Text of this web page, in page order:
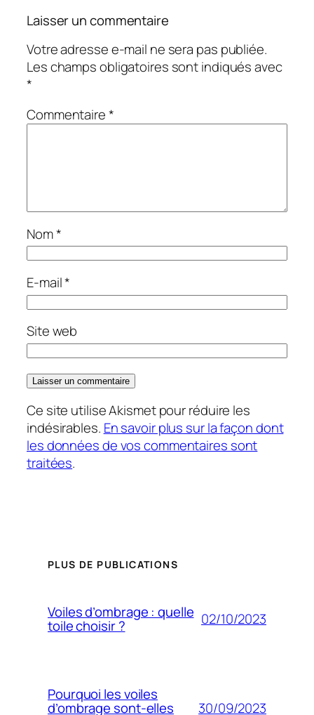
Laisser un commentaire
Votre adresse e-mail ne sera pas publiée.
Les champs obligatoires sont indiqués avec
*
Commentaire*
Nom*
E-mail*
Site web
Ce site utilise Akismet pour réduire les
indésirables. En savoir plus sur la façon dont
les données de vos commentaires sont
traitées.
PLUS DE PUBLICATIONS
Voiles d’ombrage : quelle
toile choisir ? 02/10/2023
Pourquoi les voiles
d’ombrage sont-elles 30/09/2023